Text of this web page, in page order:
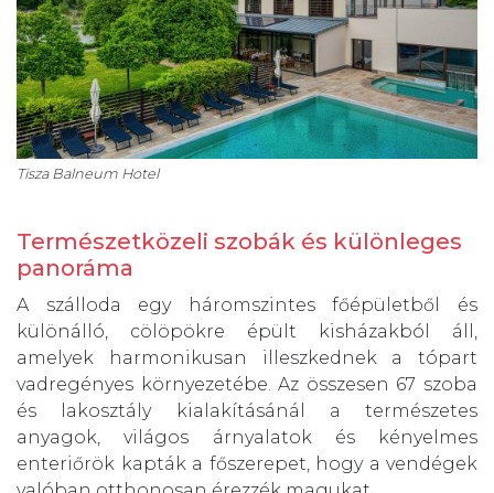
Tisza Balneum Hotel
Természetközeli szobák és különleges
panoráma
A szálloda egy háromszintes főépületből és
különálló, cölöpökre épült kisházakból áll,
amelyek harmonikusan illeszkednek a tópart
vadregényes környezetébe. Az összesen 67 szoba
és lakosztály kialakításánál a természetes
anyagok, világos árnyalatok és kényelmes
enteriőrök kapták a főszerepet, hogy a vendégek